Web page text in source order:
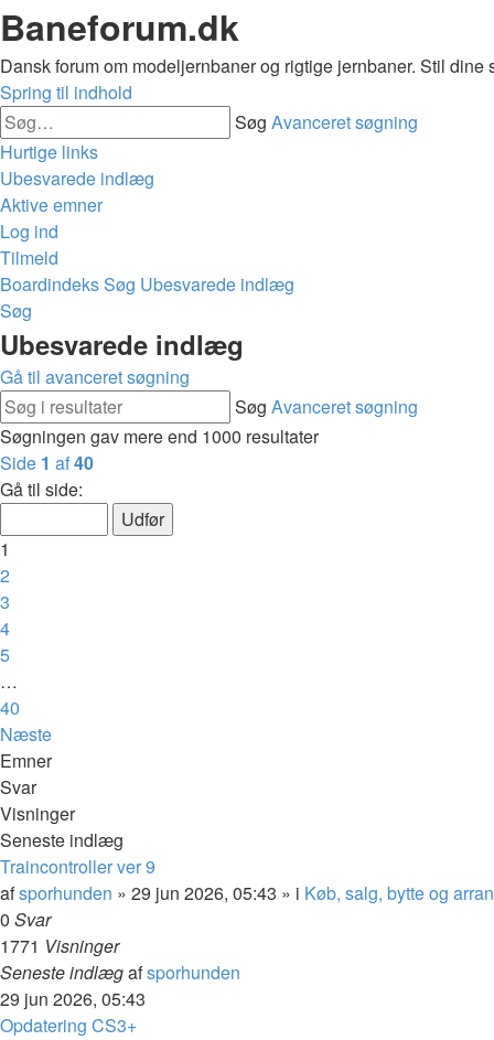
Baneforum.dk
Dansk forum om modeljernbaner og rigtige jernbaner. Stil dine
Spring til indhold
Søg Avanceret søgning
Hurtige links
Ubesvarede indlæg
Aktive emner
Log ind
Tilmeld
BoardindeksSøg Ubesvarede indlæg
Søg
Ubesvarede indlæg
Gå til avanceret søgning
Søg Avanceret søgning
Søgningen gav mere end 1000 resultater
Side 1 af40
Gå til side:
1
2
3
4
5
…
40
Næste
Emner
Svar
Visninger
Seneste indlæg
Traincontroller ver 9
afsporhunden » 29 jun 2026, 05:43 » i Køb, salg, bytte og
0 Svar
1771 Visninger
Seneste indlægafsporhunden
29 jun 2026, 05:43
Opdatering CS3+